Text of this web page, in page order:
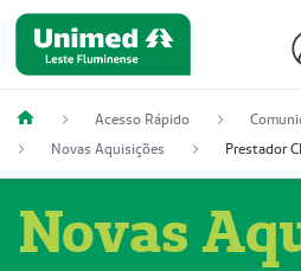
Acesso Rápido
Novas Aquisições
Novas